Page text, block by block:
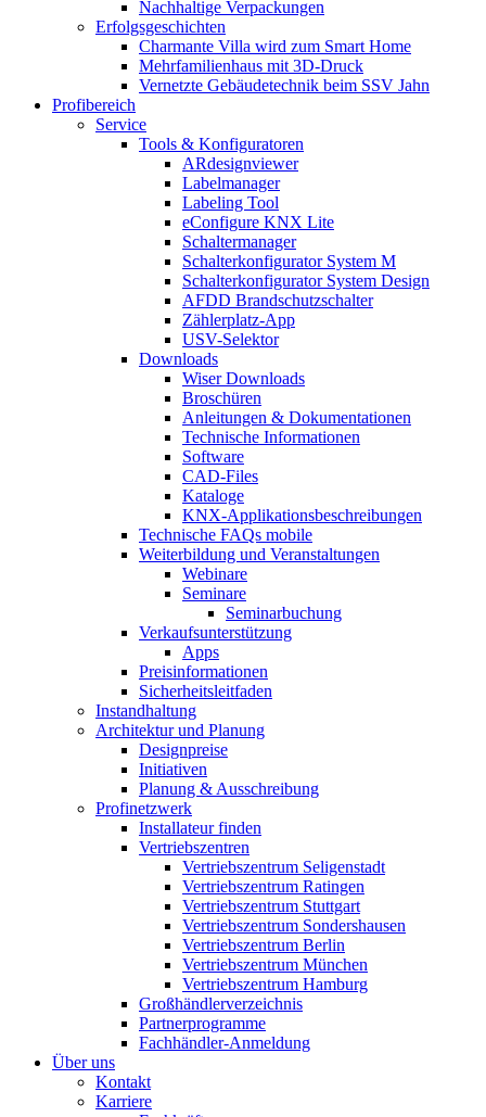
Nachhaltige Verpackungen
Erfolgsgeschichten
Charmante Villa wird zum Smart Home
Mehrfamilienhaus mit 3D-Druck
Vernetzte Gebäudetechnik beim SSV Jahn
Profibereich
Service
Tools & Konfiguratoren
ARdesignviewer
Labelmanager
Labeling Tool
eConfigure KNX Lite
Schaltermanager
Schalterkonfigurator System M
Schalterkonfigurator System Design
AFDD Brandschutzschalter
Zählerplatz-App
USV-Selektor
Downloads
Wiser Downloads
Broschüren
Anleitungen & Dokumentationen
Technische Informationen
Software
CAD-Files
Kataloge
KNX-Applikationsbeschreibungen
Technische FAQs mobile
Weiterbildung und Veranstaltungen
Webinare
Seminare
Seminarbuchung
Verkaufsunterstützung
Apps
Preisinformationen
Sicherheitsleitfaden
Instandhaltung
Architektur und Planung
Designpreise
Initiativen
Planung & Ausschreibung
Profinetzwerk
Installateur finden
Vertriebszentren
Vertriebszentrum Seligenstadt
Vertriebszentrum Ratingen
Vertriebszentrum Stuttgart
Vertriebszentrum Sondershausen
Vertriebszentrum Berlin
Vertriebszentrum München
Vertriebszentrum Hamburg
Großhändlerverzeichnis
Partnerprogramme
Fachhändler-Anmeldung
Über uns
Kontakt
Karriere